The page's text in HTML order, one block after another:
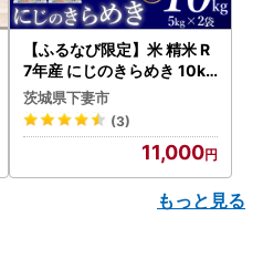
【ふるなび限定】米 精米 R
7年産 にじのきらめき 10kg
10月 FN-Limited-PR
茨城県下妻市
(3)
11,000
もっと見る